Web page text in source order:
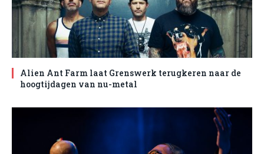
Alien Ant Farm laat Grenswerk terugkeren naar de
hoogtijdagen van nu-metal